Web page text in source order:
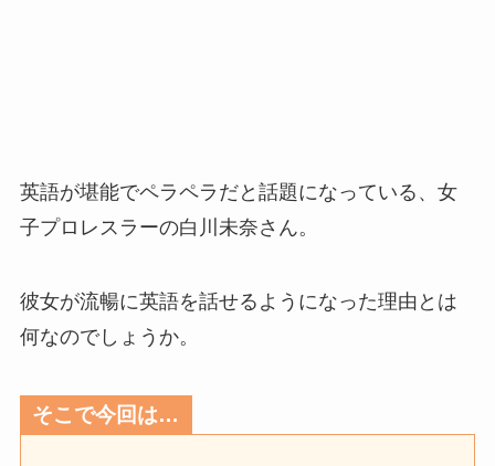
英語が堪能でペラペラだと話題になっている、女
子プロレスラーの白川未奈さん。
彼女が流暢に英語を話せるようになった理由とは
何なのでしょうか。
そこで今回は…